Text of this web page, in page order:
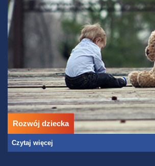
Rozwój dziecka
Czytaj więcej